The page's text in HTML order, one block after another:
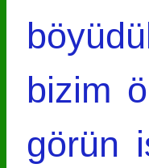
bizim
görün